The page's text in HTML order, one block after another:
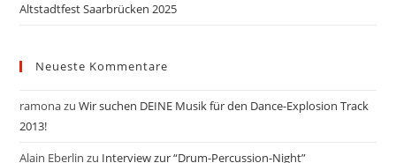
Altstadtfest Saarbrücken 2025
Neueste Kommentare
ramonazuWir suchen DEINE Musik für den Dance-Explosion Track
2013!
Alain Eberlin zu Interview zur “Drum-Percussion-Night”